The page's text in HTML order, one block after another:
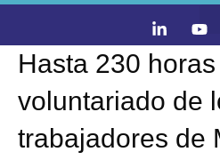
Hasta 230
voluntariado de
trabajadores de